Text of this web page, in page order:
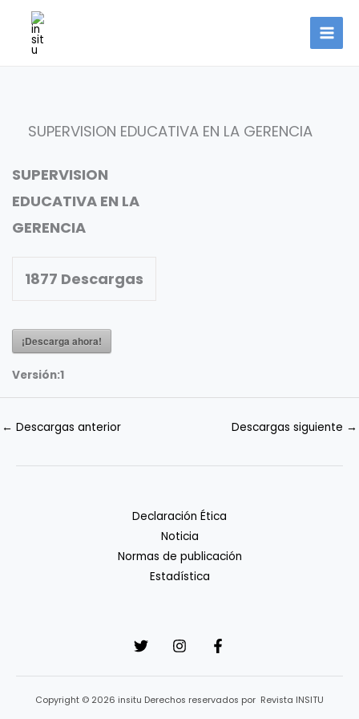
contenido
SUPERVISION EDUCATIVA EN LA GERENCIA
SUPERVISION
EDUCATIVA EN LA
GERENCIA
1877 Descargas
¡Descarga ahora!
Versión:1
← Descargas anterior Descargas siguiente →
Declaración Ética
Noticia
Normas de publicación
Estadística
Copyright © 2026 insitu Derechos reservados por Revista INSITU